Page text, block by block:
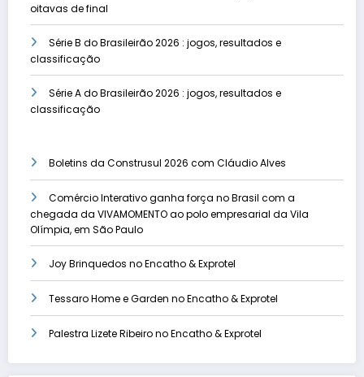
oitavas de final
Série B do Brasileirão 2026 : jogos, resultados e
classificação
Série A do Brasileirão 2026 : jogos, resultados e
classificação
Boletins da Construsul 2026 com Cláudio Alves
Comércio Interativo ganha força no Brasil com a
chegada da VIVAMOMENTO ao polo empresarial da Vila
Olímpia, em São Paulo
Joy Brinquedos no Encatho & Exprotel
Tessaro Home e Garden no Encatho & Exprotel
Palestra Lizete Ribeiro no Encatho & Exprotel